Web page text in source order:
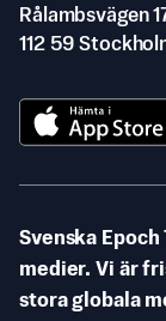
Rålambsvägen
112 59
Svenska
medier. Vi är
stora globala